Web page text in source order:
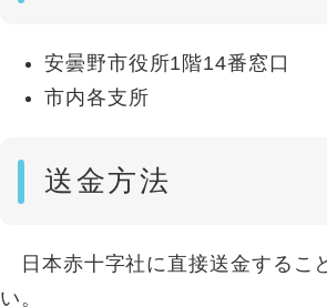
安曇野市役所1階14番窓口
市内各支所
送金方法
日本赤十字社に直接送金するこ
い。